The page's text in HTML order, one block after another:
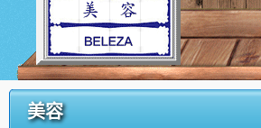
美容